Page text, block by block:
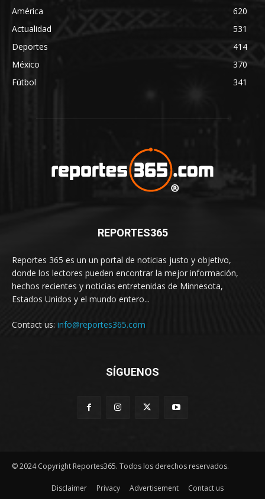
América
620
Actualidad
531
Deportes
414
México
370
Fútbol
341
REPORTES365
Reportes 365 es un un portal de noticias justo y objetivo,
donde los lectores pueden encontrar la mejor información,
hechos recientes y noticias entretenidas de Minnesota,
Estados Unidos y el mundo entero...
Contact us: info@reportes365.com
SÍGUENOS
© 2024 Copyright Reportes365. Todos los derechos reservados.
Disclaimer Privacy Advertisement Contact us